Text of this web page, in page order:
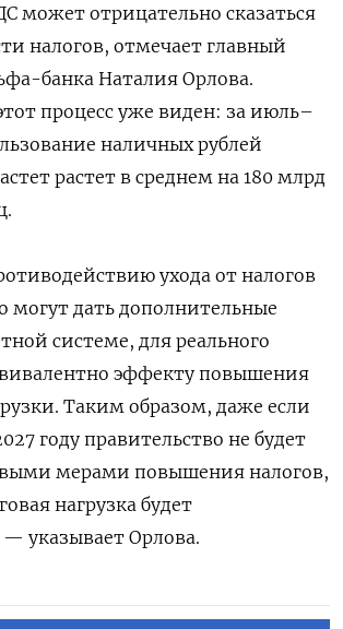
может отрицательно сказаться
налогов, отмечает главный
банка Наталия Орлова.
процесс уже виден: за июль–
наличных рублей
растет в среднем на 180 млрд
ухода от налогов
могут дать дополнительные
системе, для реального
эффекту повышения
Таким образом, даже если
году правительство не будет
мерами повышения налогов,
нагрузка будет
указывает Орлова.